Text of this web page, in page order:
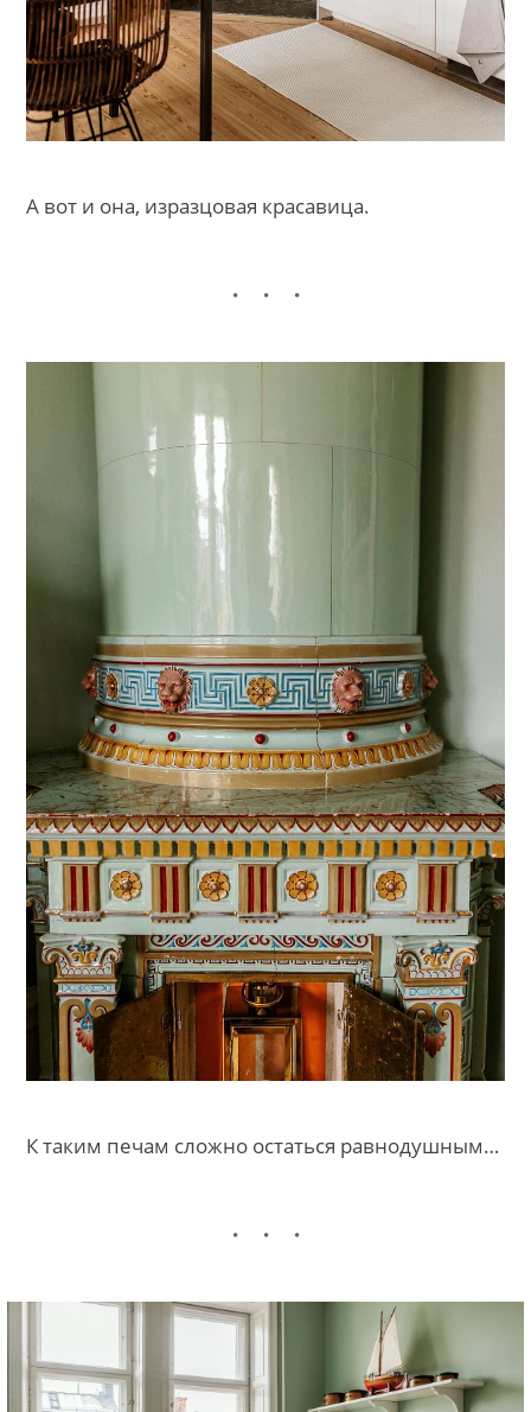
А вот и она, изразцовая красавица.
К таким печам сложно остаться равнодушным…